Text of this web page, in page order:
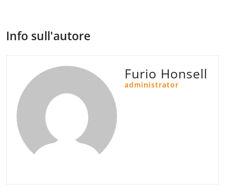
Info sull'autore
Furio Honsell
administrator